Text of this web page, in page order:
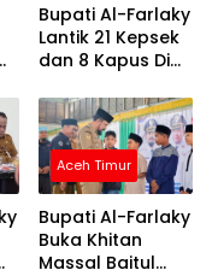
Bupati Al-Farlaky
Lantik 21 Kepsek
dan 8 Kapus Di
Pemkab Atim
Aceh Timur
Bupati Al-Farlaky
Buka Khitan
Massal Baitul